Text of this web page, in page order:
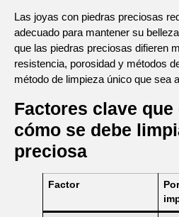
Las joyas con piedras preciosas
adecuado para mantener su
que las piedras preciosas difieren
resistencia, porosidad y métodos
método de limpieza único que sea
Factores clave
cómo se debe
preciosa
Factor